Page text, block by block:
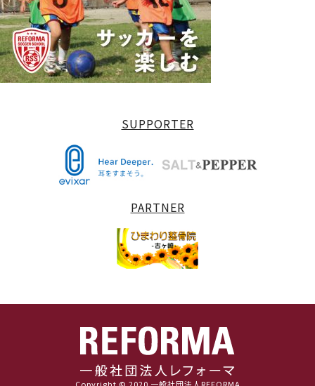
SUPPORTER
PARTNER
Copyright © 2020 一般社団法人REFORMA